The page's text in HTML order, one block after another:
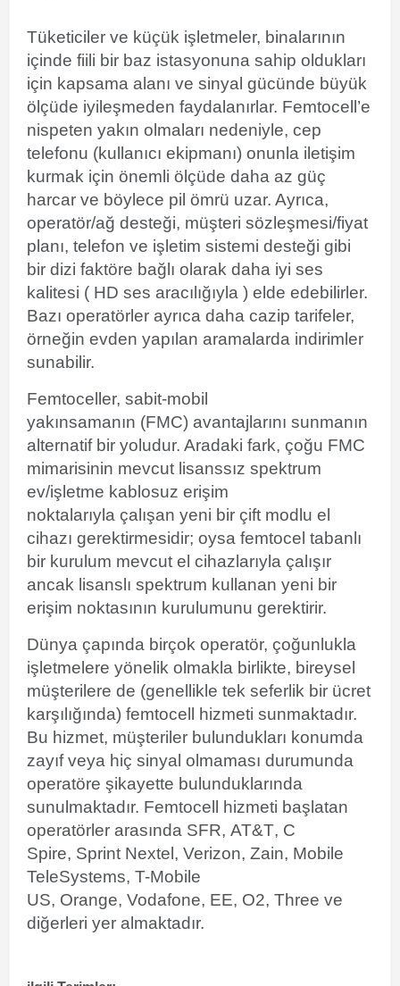
Tüketiciler ve küçük işletmeler, binalarının
içinde fiili bir baz istasyonuna sahip oldukları
için kapsama alanı ve sinyal gücünde büyük
ölçüde iyileşmeden faydalanırlar. Femtocell’e
nispeten yakın olmaları nedeniyle, cep
telefonu (kullanıcı ekipmanı) onunla iletişim
kurmak için önemli ölçüde daha az güç
harcar ve böylece pil ömrü uzar. Ayrıca,
operatör/ağ desteği, müşteri sözleşmesi/fiyat
planı, telefon ve işletim sistemi desteği gibi
bir dizi faktöre bağlı olarak daha iyi ses
kalitesi ( HD ses aracılığıyla ) elde edebilirler.
Bazı operatörler ayrıca daha cazip tarifeler,
örneğin evden yapılan aramalarda indirimler
sunabilir.
Femtoceller, sabit-mobil
yakınsamanın (FMC) avantajlarını sunmanın
alternatif bir yoludur. Aradaki fark, çoğu FMC
mimarisinin mevcut lisanssız spektrum
ev/işletme kablosuz erişim
noktalarıyla çalışan yeni bir çift modlu el
cihazı gerektirmesidir; oysa femtocel tabanlı
bir kurulum mevcut el cihazlarıyla çalışır
ancak lisanslı spektrum kullanan yeni bir
erişim noktasının kurulumunu gerektirir.
Dünya çapında birçok operatör, çoğunlukla
işletmelere yönelik olmakla birlikte, bireysel
müşterilere de (genellikle tek seferlik bir ücret
karşılığında) femtocell hizmeti sunmaktadır.
Bu hizmet, müşteriler bulundukları konumda
zayıf veya hiç sinyal olmaması durumunda
operatöre şikayette bulunduklarında
sunulmaktadır. Femtocell hizmeti başlatan
operatörler arasında SFR, AT&T, C
Spire, Sprint Nextel , Verizon, Zain, Mobile
TeleSystems, T-Mobile
US, Orange, Vodafone, EE, O2, Three ve
diğerleri yer almaktadır.